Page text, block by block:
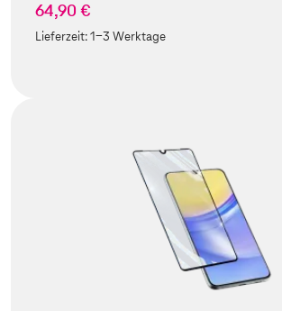
64,90 €
Lieferzeit:1-3 Werktage